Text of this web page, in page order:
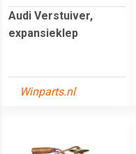
Audi Verstuiver,
expansieklep
Winparts.nl